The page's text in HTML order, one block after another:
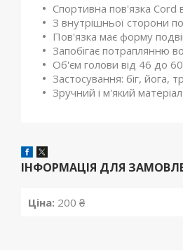
Cпортивна пов'язка Cord
З внутрішньої сторони
Пов'язка має форму
Запобігає потраплянню
Об'єм голови від 46 до
Застосування: біг, йога,
Зручний і м'який
ІНФОРМАЦІЯ ДЛЯ
Ціна: 200 ₴